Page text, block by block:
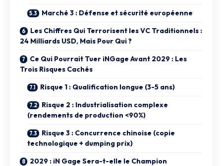
Marché 3 : Défense et sécurité européenne
Les Chiffres Qui Terrorisent les VC Traditionnels :
24 Milliards USD, Mais Pour Qui ?
Ce Qui Pourrait Tuer iNGage Avant 2029 : Les
Trois Risques Cachés
Risque 1 : Qualification longue (3-5 ans)
Risque 2 : Industrialisation complexe
(rendements de production <90%)
Risque 3 : Concurrence chinoise (copie
technologique + dumping prix)
2029 : iN Gage Sera-t-elle le Champion